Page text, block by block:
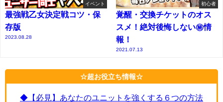
イベント
最強戦乙女決定戦コツ・保
存版
2023.08.28
初心者
覚醒・交換チケットのオス
スメ！絶対後悔しない㊙情
報！
2021.07.13
☆超お役立ち情報☆
◆【必見】あなたのユニットを強くする６つの方法